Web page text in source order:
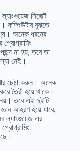
সিলেক্ট
কম্পিউটার বুঝতে
অনেক ধরনের
প্রোগ্রামিং
না হয়, তবে তা
নেই।
চেষ্টা করুন। অনেক
তৈরী হয়ে থাকে।
তবে এই দুইটি
আহরণ হয়ে যাবে,
ল্যাংগুয়েজ এর